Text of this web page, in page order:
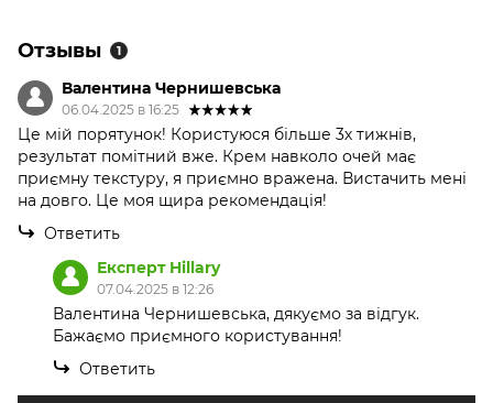
Отзывы 1
Валентина Чернишевська
06.04.2025 в 16:25
Це мій порятунок! Користуюся більше 3х тижнів,
результат помітний вже. Крем навколо очей має
приємну текстуру, я приємно вражена. Вистачить мені
на довго. Це моя щира рекомендація!
Ответить
Експерт Hillary
07.04.2025 в 12:26
Валентина Чернишевська, дякуємо за відгук.
Бажаємо приємного користування!
Ответить